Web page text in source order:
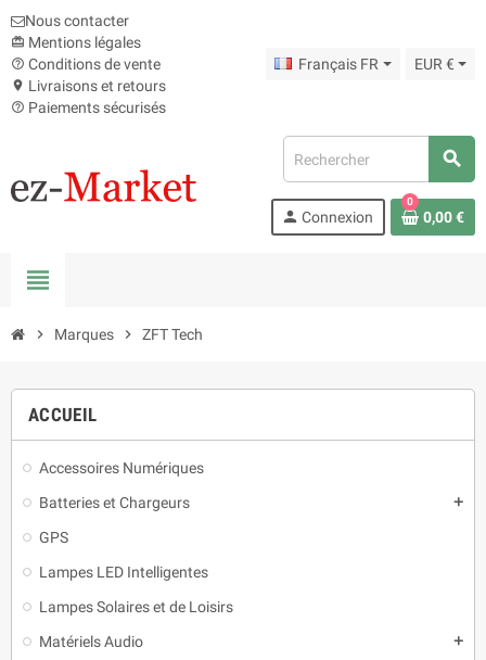
Nous contacter
card_giftcard Mentions légales
help_outline Conditions de vente
location_on Livraisons et retours
help_outline Paiements sécurisés
Français FR EUR €
search
person Connexion
0
0,00 €
view_headline
chevron_right Marques chevron_right ZFT Tech
ACCUEIL
Accessoires Numériques
Batteries et Chargeurs
add
GPS
Lampes LED Intelligentes
Lampes Solaires et de Loisirs
Matériels Audio
add